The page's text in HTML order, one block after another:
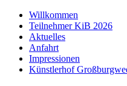
Willkommen
Teilnehmer KiB 2026
Aktuelles
Anfahrt
Impressionen
Künstlerhof